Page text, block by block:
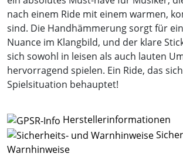
nach einem Ride mit einem warmen,
sind. Die Handhämmerung sorgt für
Nuance im Klangbild, und der klare
sich sowohl in leisen als auch lauten
hervorragend spielen. Ein Ride, das
Spielsituation behauptet!
Herstellerinformationen
Warnhinweise